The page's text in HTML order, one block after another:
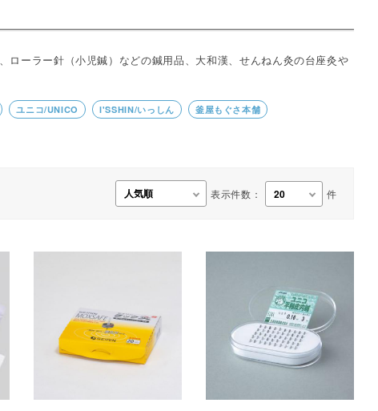
類 事務用品・日用品
ーラー針（小児鍼）などの鍼用品、大和漢、せんねん灸の台座灸や
ユニコ/UNICO I'SSHIN/いっしん
釜屋もぐさ本舗
表示件数： 件
【楽トレ】機器付属品